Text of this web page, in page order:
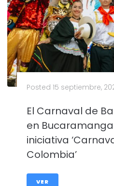
Posted 15 septiembre,
El Carnaval de
en
iniciativa
Colombia’
VER